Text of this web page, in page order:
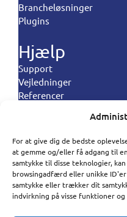
For at give dig de bedste
at gemme og/eller få adgang til
samtykke til disse teknologier,
browsingadfærd eller unikke
samtykke eller trækker dit
indvirkning på visse funktioner og
Brancheløsninger
Plugins
Hjælp
Support
Vejledninger
Referencer
Politikker
Vilkår og betingelser
Privatlivspolitik
Databehandlignspolitik
Cookiepolitik